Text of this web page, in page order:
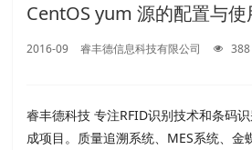
CentOS yum 源的配置与使
2016-09 睿丰德信息科技有限公司 388
睿丰德科技 专注RFID识别技术和条码
成项目。质量追溯系统、MES系统、金